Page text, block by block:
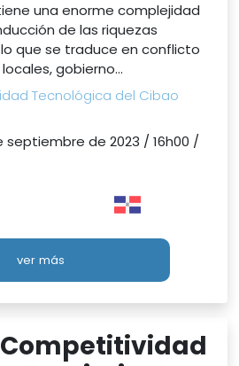
una enorme complejidad
de las riquezas
que se traduce en conflicto
gobierno...
Tecnológica del Cibao
septiembre de 2023 / 16h00 /
ver más